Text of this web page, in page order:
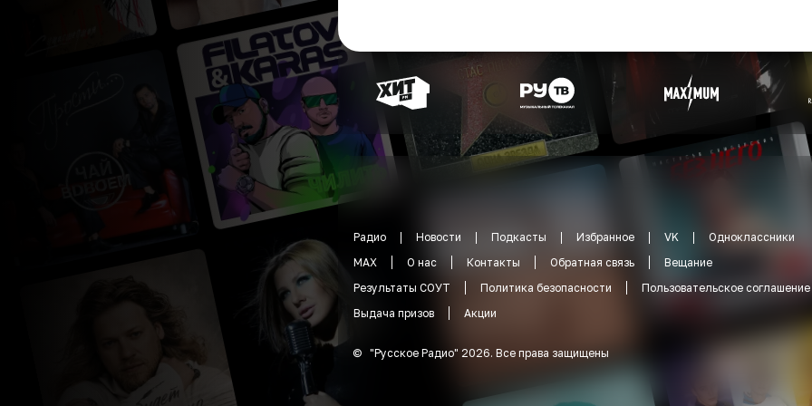
Радио Новости Подкасты Избранное VK
Одноклассники
MAX
О нас Контакты Обратная связь
Вещание
Результаты СОУТ
Политика безопасности
Пользовательское соглашение
Выдача призов
Акции
© "Русское Радио" 2026. Все права защищены